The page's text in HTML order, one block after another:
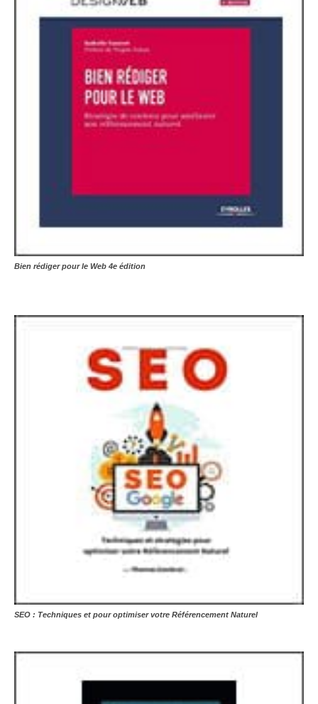
Bien rédiger pour le Web 4e édition
SEO : Techniques et pour optimiser votre Référencement Naturel